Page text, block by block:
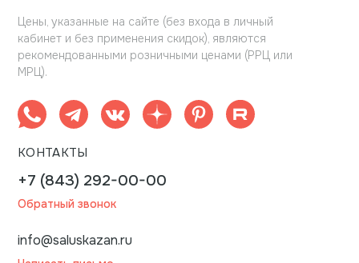
Цены, указанные на сайте (без входа в личный
кабинет и без применения скидок), являются
рекомендованными розничными ценами (РРЦ или
МРЦ).
КОНТАКТЫ
+7 (843) 292-00-00
Обратный звонок
info@saluskazan.ru